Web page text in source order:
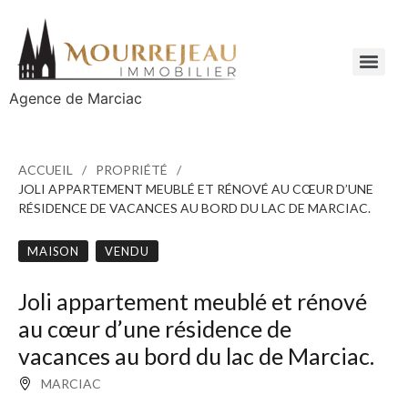
Agence de Marciac
ACCUEIL
PROPRIÉTÉ
JOLI APPARTEMENT MEUBLÉ ET RÉNOVÉ AU CŒUR D’UNE
RÉSIDENCE DE VACANCES AU BORD DU LAC DE MARCIAC.
MAISON VENDU
Joli appartement meublé et rénové
au cœur d’une résidence de
vacances au bord du lac de Marciac.
MARCIAC